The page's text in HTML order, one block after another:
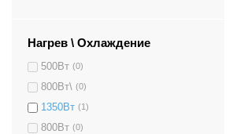
Нагрев \ Охлаждение
500Вт (0)
800Вт\ (0)
1350Вт (1)
800Вт (0)